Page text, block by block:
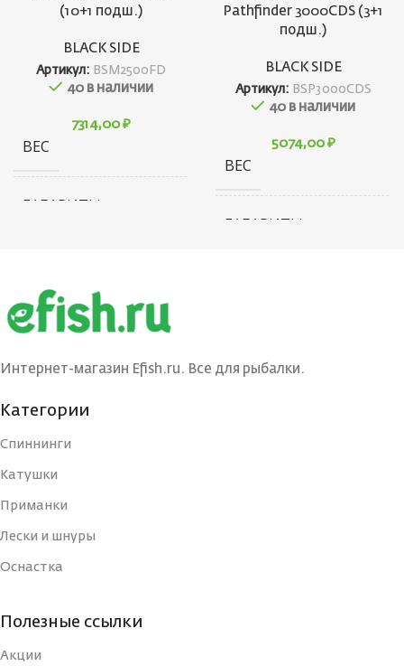
(10+1 подш.)
BLACK SIDE
Артикул: BSM2500FD
40 в наличии
7314,00 ₽
ВЕС 285 г
ГАБАРИТЫ
РАЗМЕР ШПУЛИ
РУЧКА КАТУШКИ
КОЛИЧЕСТВО
СТРАНА-ИЗГОТОВИТЕЛЬ
Pathfinder 3000CDS (3+1
подш.)
BLACK SIDE
Артикул: BSP3000CDS
40 в наличии
5074,00 ₽
ВЕС
ГАБАРИТЫ
Интернет-магазин Efish.ru. Все для рыбалки.
Категории
Спиннинги
Катушки
Приманки
Лески и шнуры
Оснастка
Полезные ссылки
Акции